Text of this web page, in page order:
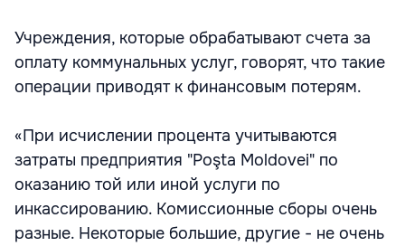
Учреждения, которые обрабатывают счета за
оплату коммунальных услуг, говорят, что такие
операции приводят к финансовым потерям.
«При исчислении процента учитываются
затраты предприятия "Poşta Moldovei" по
оказанию той или иной услуги по
инкассированию. Комиссионные сборы очень
разные. Некоторые большие, другие - не очень